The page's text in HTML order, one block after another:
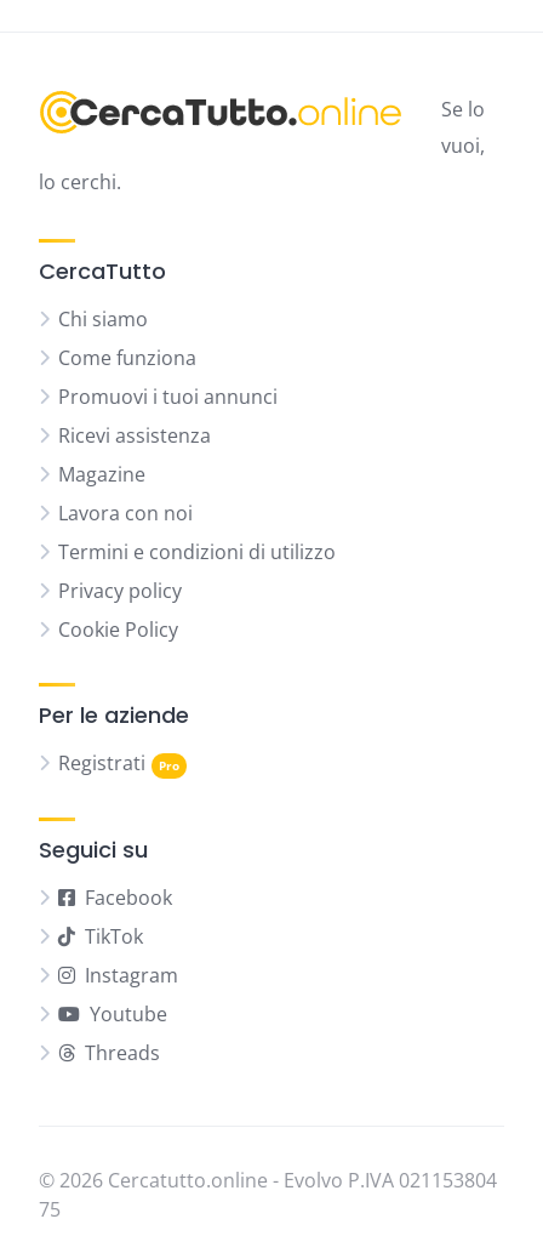
Se lo
vuoi,
lo cerchi.
CercaTutto
Chi siamo
Come funziona
Promuovi i tuoi annunci
Ricevi assistenza
Magazine
Lavora con noi
Termini e condizioni di utilizzo
Privacy policy
Cookie Policy
Per le aziende
Registrati
Seguici su
Facebook
TikTok
Instagram
Youtube
Threads
© 2026 Cercatutto.online - Evolvo P.IVA 021​153​804​
75